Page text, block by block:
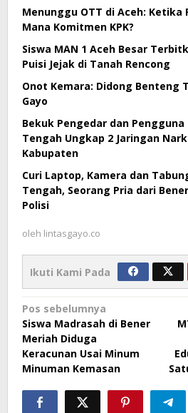
Menunggu OTT di Aceh: Ketika
Mana Komitmen KPK?
Siswa MAN 1 Aceh Besar
Puisi Jejak di Tanah Rencong
Onot Kemara: Didong Benteng
Gayo
Bekuk Pengedar dan Pengguna
Tengah Ungkap 2 Jaringan
Kabupaten
Curi Laptop, Kamera dan
Tengah, Seorang Pria dari
Polisi
oleh lintasgayo.co
Ikuti Kami Pada
Navigasi
pos
Pos sebelumnya
Siswa Madrasah di Bener
Meriah Diduga
Keracunan Usai Minum
Minuman Kemasan